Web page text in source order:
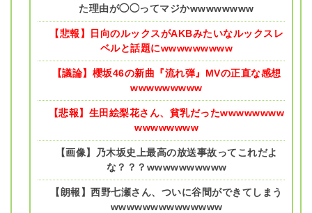
た理由が◯◯ってマジかwwwwwwww
【悲報】日向のルックスがAKBみたいなルックスレ
ベルと話題にwwwwwwwww
【議論】櫻坂46の新曲『流れ弾』MVの正直な感想
wwwwwwwww
【悲報】生田絵梨花さん、貧乳だったwwwwwwww
wwwwwwww
【画像】乃木坂史上最高の放送事故ってこれだよ
な？？？wwwwwwwwww
【朗報】西野七瀬さん、ついに谷間ができてしまう
wwwwwwwwwwwwww